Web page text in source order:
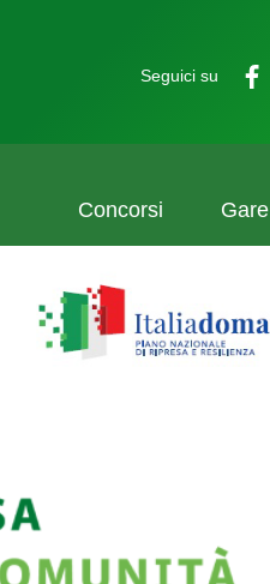
Seguici su
Concorsi Gare